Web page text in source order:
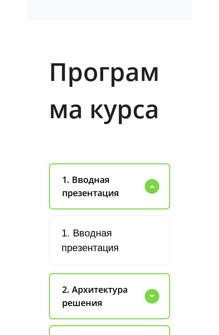
Програм
ма курса
1. Вводная
презентация
1. Вводная
презентация
2. Архитектура
решения